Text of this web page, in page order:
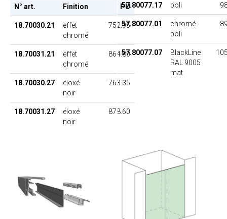
N° art. Finition PU
18.70030.21
effet
chromé
752.95
18.70031.21
effet
chromé
864.80
18.70030.27
éloxé
noir
763.35
18.70031.27
éloxé
noir
878.60
57.80077.17 poli
57.80077.01
chromé
poli
57.80077.07
BlackLine
RAL 9005
mat